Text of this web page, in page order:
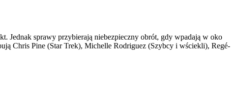
Jednak sprawy przybierają niebezpieczny obrót, gdy wpadają w oko
Chris Pine (Star Trek), Michelle Rodriguez (Szybcy i wściekli), Regé-